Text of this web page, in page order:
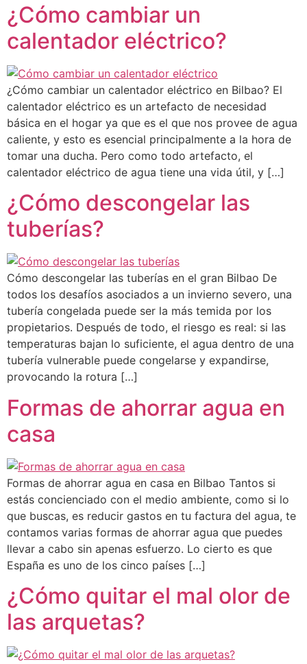
¿Cómo cambiar un
calentador eléctrico?
¿Cómo cambiar un calentador eléctrico en Bilbao? El
calentador eléctrico es un artefacto de necesidad
básica en el hogar ya que es el que nos provee de agua
caliente, y esto es esencial principalmente a la hora de
tomar una ducha. Pero como todo artefacto, el
calentador eléctrico de agua tiene una vida útil, y […]
¿Cómo descongelar las
tuberías?
Cómo descongelar las tuberías en el gran Bilbao De
todos los desafíos asociados a un invierno severo, una
tubería congelada puede ser la más temida por los
propietarios. Después de todo, el riesgo es real: si las
temperaturas bajan lo suficiente, el agua dentro de una
tubería vulnerable puede congelarse y expandirse,
provocando la rotura […]
Formas de ahorrar agua en
casa
Formas de ahorrar agua en casa en Bilbao Tantos si
estás concienciado con el medio ambiente, como si lo
que buscas, es reducir gastos en tu factura del agua, te
contamos varias formas de ahorrar agua que puedes
llevar a cabo sin apenas esfuerzo. Lo cierto es que
España es uno de los cinco países […]
¿Cómo quitar el mal olor de
las arquetas?